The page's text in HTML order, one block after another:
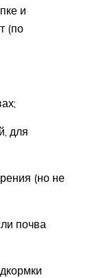
и
(по
для
(но не
почва